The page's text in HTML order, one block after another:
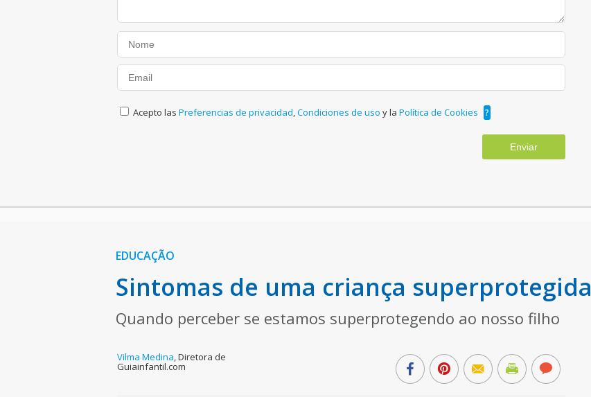
Acepto lasPreferencias de privacidad ,Condiciones de usoy laPolítica de Cookies ?
Enviar
EDUCAÇÃO
Sintomas de uma criança superprotegida
Quando perceber se estamos superprotegendo ao nosso filho
Vilma Medina ,Diretora de
Guiainfantil.com